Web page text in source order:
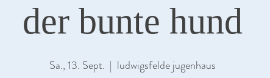
der bunte hund
Sa., 13. Sept.
  |
ludwigsfelde jugenhaus